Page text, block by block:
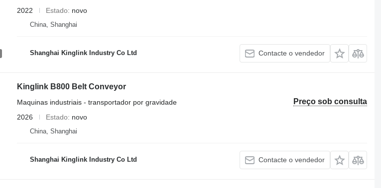
2022
Estado novo
China, Shanghai
Shanghai Kinglink Industry Co Ltd Contacte o vendedor
Kinglink B800 Belt Conveyor
Preço sob consulta
Maquinas industriais - transportador por gravidade
2026
Estado novo
China, Shanghai
Shanghai Kinglink Industry Co Ltd Contacte o vendedor